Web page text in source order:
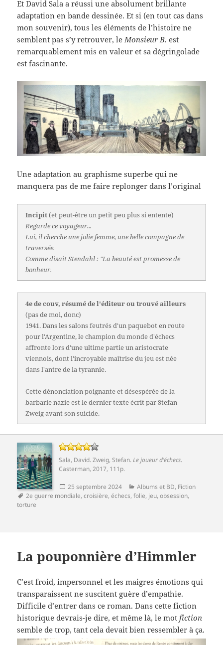
Et David Sala a réussi une absolument brillante
adaptation en bande dessinée. Et si (en tout cas dans
mon souvenir), tous les éléments de l’histoire ne
semblent pas s’y retrouver, leMonsieur B. est
remarquablement mis en valeur et sa dégringolade
est fascinante.
Une adaptation au graphisme superbe qui ne
manquera pas de me faire replonger dans l’original
Incipit(et peut-être un petit peu plus si entente)
Regarde ce voyageur...
Lui, il cherche une jolie femme, une belle compagne de
traversée.
Comme disait Stendahl : "La beauté est promesse de
bonheur.
4e de couv, résumé de l'éditeur ou trouvé ailleurs
(pas de moi, donc)
1941. Dans les salons feutrés d'un paquebot en route
pour l'Argentine, le champion du monde d'échecs
affronte lors d'une ultime partie un aristocrate
viennois, dont l'incroyable maîtrise du jeu est née
dans l'antre de la tyrannie.
Cette dénonciation poignante et désespérée de la
barbarie nazie est le dernier texte écrit par Stefan
Zweig avant son suicide.
Sala, David.Zweig, Stefan.Le joueur d'échecs.
Casterman, 2017, 111p.
Publié
le
25 septembre 2024 Catégories
Albums et BD, Fiction
Mots-
clés
2e guerre mondiale,croisière,échecs,folie, jeu,obsession,
torture
La pouponnière d’Himmler
C’est froid, impersonnel et les maigres émotions qui
transparaissent ne suscitent guère d’empathie.
Difficile d’entrer dans ce roman. Dans cette fiction
historique devrais-je dire, et même là, le motfiction
semble de trop, tant cela devait bien ressembler à ça.